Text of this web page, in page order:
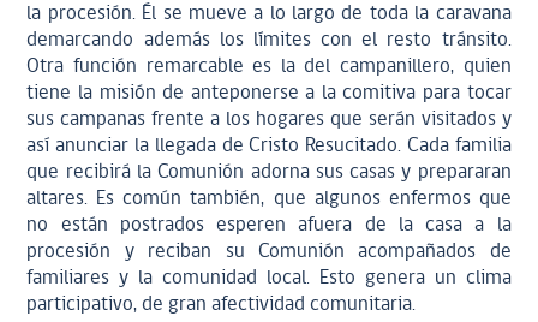
la procesión. Él se mueve a lo largo de toda la caravana
demarcando además los límites con el resto tránsito.
Otra función remarcable es la del campanillero, quien
tiene la misión de anteponerse a la comitiva para tocar
sus campanas frente a los hogares que serán visitados y
así anunciar la llegada de Cristo Resucitado. Cada familia
que recibirá la Comunión adorna sus casas y prepararan
altares. Es común también, que algunos enfermos que
no están postrados esperen afuera de la casa a la
procesión y reciban su Comunión acompañados de
familiares y la comunidad local. Esto genera un clima
participativo, de gran afectividad comunitaria.